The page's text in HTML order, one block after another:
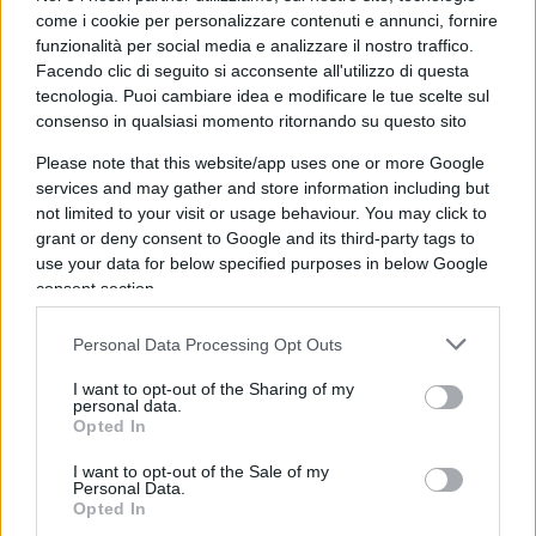
come i cookie per personalizzare contenuti e annunci, fornire
funzionalità per social media e analizzare il nostro traffico.
Facendo clic di seguito si acconsente all'utilizzo di questa
tecnologia. Puoi cambiare idea e modificare le tue scelte sul
consenso in qualsiasi momento ritornando su questo sito
Please note that this website/app uses one or more Google
services and may gather and store information including but
not limited to your visit or usage behaviour. You may click to
grant or deny consent to Google and its third-party tags to
use your data for below specified purposes in below Google
consent section.
Personal Data Processing Opt Outs
I want to opt-out of the Sharing of my
personal data.
Opted In
I want to opt-out of the Sale of my
Personal Data.
Opted In
Rispondi
Tullio
Credo più a Nordio che all’erremosciato.
Rispondi
1 Maggio 2026, 9:23 9:23
“missione ufficiale di tre giorni in Argentina e in Uruguay
uno o due anni fa”. ?????????????????
Rispondi